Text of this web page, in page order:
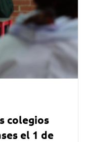
colegios
el 1 de